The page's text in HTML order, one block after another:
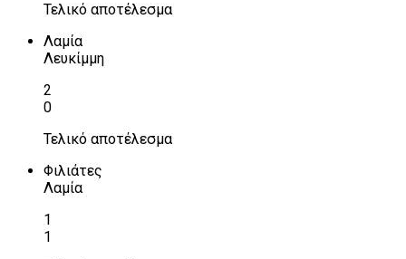
Τελικό αποτέλεσμα
Λαμία
Λευκίμμη
2
0
Τελικό αποτέλεσμα
Φιλιάτες
Λαμία
1
1